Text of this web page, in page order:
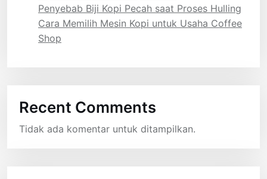
Penyebab Biji Kopi Pecah saat Proses Hulling
Cara Memilih Mesin Kopi untuk Usaha Coffee
Shop
Recent Comments
Tidak ada komentar untuk ditampilkan.